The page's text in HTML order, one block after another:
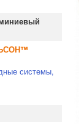
системы,